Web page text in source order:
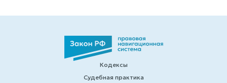
Кодексы
Судебная практика